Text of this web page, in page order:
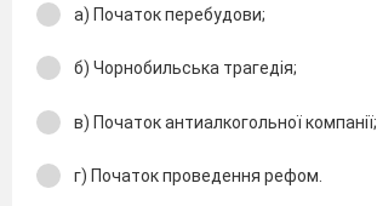
а) Початок перебудови;
б) Чорнобильська трагедія;
в) Початок антиалкогольної компанії;
г) Початок проведення рефом.